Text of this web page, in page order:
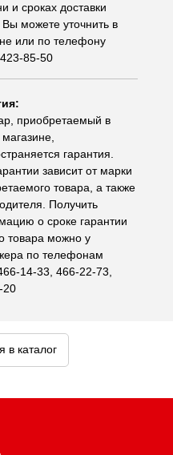
и сроках доставки
Вы можете уточнить в
или по телефону
85-50
приобретаемый в
гарантия.
зависит от марки
товара, а также
Получить
о сроке гарантии
товара можно у
по телефонам
14-33, 466-22-73,
20
в каталог